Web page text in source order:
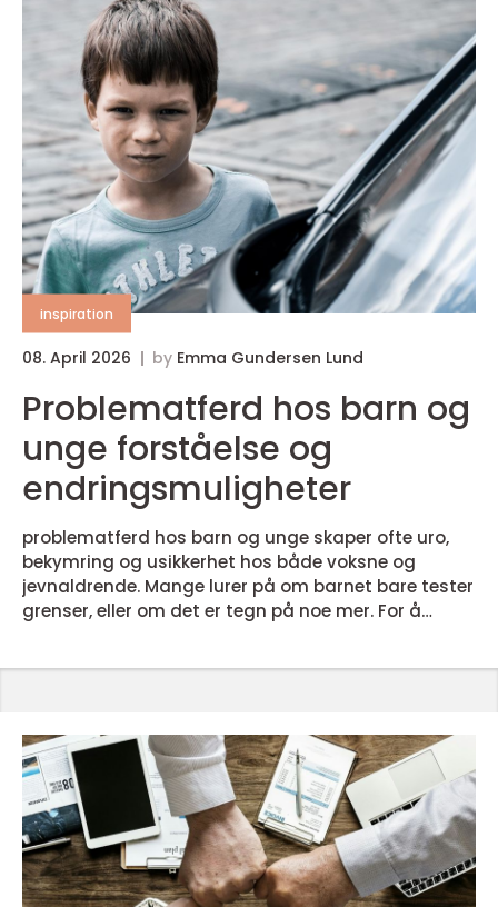
inspiration
08. April 2026 by Emma Gundersen Lund
Problematferd hos barn og
unge forståelse og
endringsmuligheter
problematferd hos barn og unge skaper ofte uro,
bekymring og usikkerhet hos både voksne og
jevnaldrende. Mange lurer på om barnet bare tester
grenser, eller om det er tegn på noe mer. For å
mellom atferd, følelser, relasjoner og miljø, blir det
lettere å møte barnet me...